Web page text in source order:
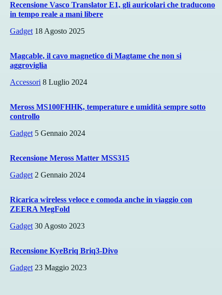
Recensione Vasco Translator E1, gli auricolari che traducono
in tempo reale a mani libere
Gadget 18 Agosto 2025
Magcable, il cavo magnetico di Magtame che non si
aggroviglia
Accessori 8 Luglio 2024
Meross MS100FHHK, temperature e umidità sempre sotto
controllo
Gadget 5 Gennaio 2024
Recensione Meross Matter MSS315
Gadget 2 Gennaio 2024
Ricarica wireless veloce e comoda anche in viaggio con
ZEERA MegFold
Gadget 30 Agosto 2023
Recensione KyeBriq Briq3-Divo
Gadget 23 Maggio 2023